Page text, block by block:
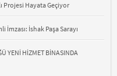
Projesi Hayata Geçiyor
İshak Paşa Sarayı
YENİ HİZMET BİNASINDA